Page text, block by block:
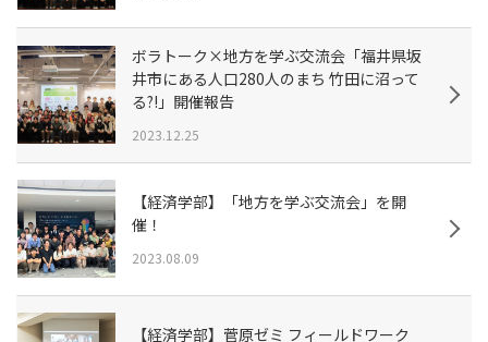
ボラトーク×地方を学ぶ交流会「福井県坂
井市にある人口280人のまち 竹田に沼って
る?!」開催報告
2023.12.25
【経済学部】「地方を学ぶ交流会」を開
催！
2023.08.09
【経済学部】菅原ゼミ フィールドワーク